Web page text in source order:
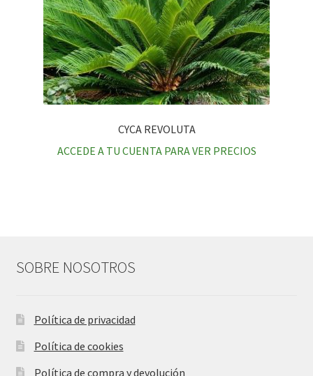
CYCA REVOLUTA
ACCEDE A TU CUENTA PARA VER PRECIOS
SOBRE NOSOTROS
Política de privacidad
Política de cookies
Política de compra y devolución